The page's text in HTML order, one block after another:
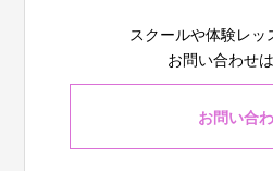
スクールや体験レッ
お問い合わせ
お問い合